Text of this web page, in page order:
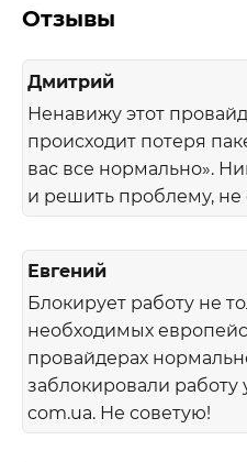
Отзывы
Дмитрий
Ненавижу этот
происходит потеря
вас все нормально».
и решить проблему, не
Евгений
Блокирует работу не
необходимых
провайдерах
заблокировали работу
com.ua. Не советую!